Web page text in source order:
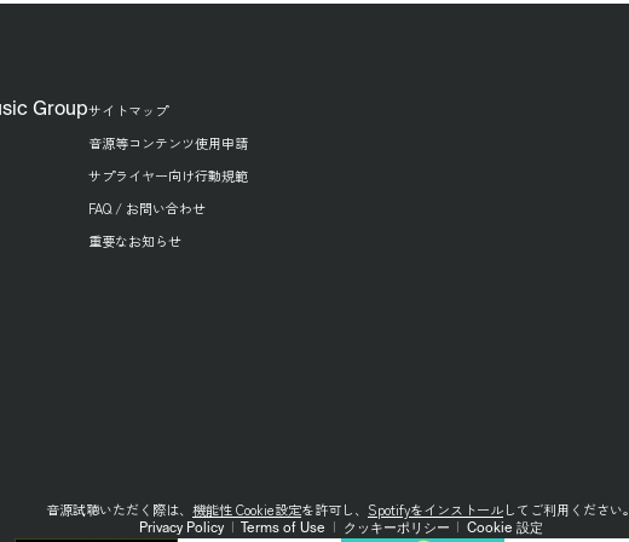
Groupサイトマップ
音源等コンテンツ使用申請
サプライヤー向け行動規範
FAQ / お問い合わせ
重要なお知らせ
音源試聴いただく際は、 機能性 Cookie設定を許可し、 Spotifyをインストールしてご利用ください。
Privacy Policy Terms of Use クッキーポリシー Cookie 設定